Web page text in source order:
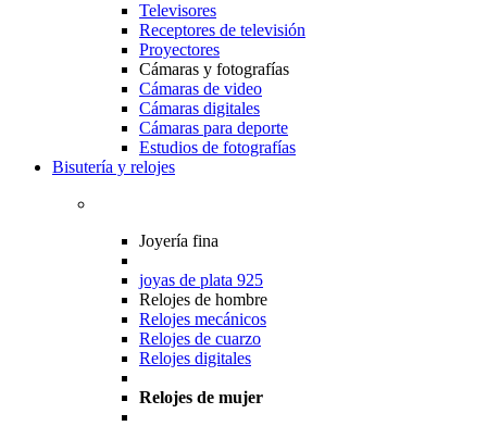
Televisores
Receptores de televisión
Proyectores
Cámaras y fotografías
Cámaras de video
Cámaras digitales
Cámaras para deporte
Estudios de fotografías
Bisutería y relojes
Joyería fina
joyas de plata 925
Relojes de hombre
Relojes mecánicos
Relojes de cuarzo
Relojes digitales
Relojes de mujer